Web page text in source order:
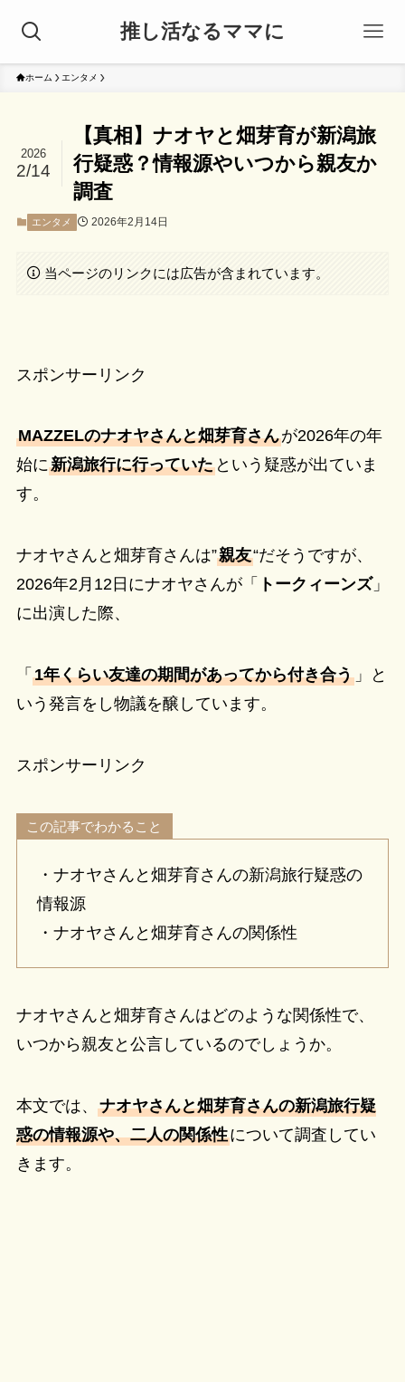
推し活なるママに
ホーム エンタメ
【真相】ナオヤと畑芽育が新潟旅
行疑惑？情報源やいつから親友か
調査
2026
2/14
エンタメ 2026年2月14日
当ページのリンクには広告が含まれています。
スポンサーリンク
MAZZELのナオヤさんと畑芽育さんが2026年の年
始に新潟旅行に行っていたという疑惑が出ていま
す。
ナオヤさんと畑芽育さんは”親友“だそうですが、
2026年2月12日にナオヤさんが「
トークィーンズ」
に出演した際、
「 1年くらい友達の期間があってから付き合う」と
いう発言をし物議を醸しています。
スポンサーリンク
この記事でわかること
・ナオヤさんと畑芽育さんの新潟旅行疑惑の
情報源
・ナオヤさんと畑芽育さんの関係性
ナオヤさんと畑芽育さんはどのような関係性で、
いつから親友と公言しているのでしょうか。
本文では、 ナオヤさんと畑芽育さんの新潟旅行疑
惑の情報源や、二人の関係性について調査してい
きます。